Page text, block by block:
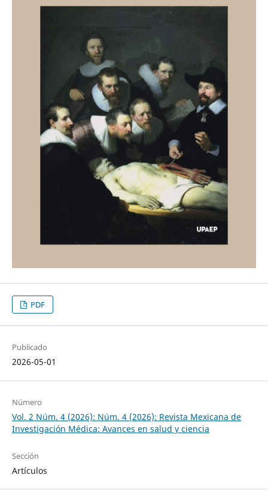
PDF
Publicado
2026-05-01
Número
Vol. 2 Núm. 4 (2026): Núm. 4 (2026): Revista Mexicana de
Investigación Médica: Avances en salud y ciencia
Sección
Artículos